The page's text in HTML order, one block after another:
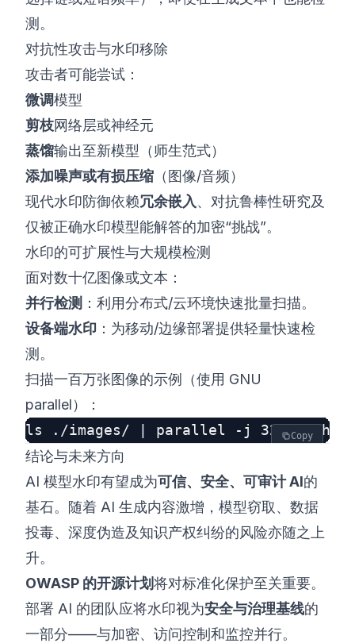
测。
对抗性攻击与水印移除
攻击者可能尝试：
微调模型
剪枝网络层或神经元
蒸馏输出至新模型（师生范式）
添加噪声或有损压缩 （图像/音频）
现代水印防御依赖冗余嵌入、对抗鲁棒性研究及
仅被正确水印模型能解答的加密“挑战”。
水印的可扩展性与大规模检测
面对数十亿图像或文本：
并行检测 ：利用分布式/云环境快速批量扫描。
设备端水印 ：为移动/边缘部署提供轻量快速检
测。
扫描一百万张图像的示例（使用 GNU
parallel）：
Copy
结论与未来方向
AI 模型水印有望成为可信、安全、可审计 AI的
基石。随着 AI 生成内容激增，模型窃取、数据
投毒、深度伪造及知识产权纠纷的风险亦随之上
升。
OWASP 的开源计划将对标准化保护至关重要。
部署 AI 的团队应将水印视为安全与治理基线的
一部分——与加密、访问控制和监控并行。